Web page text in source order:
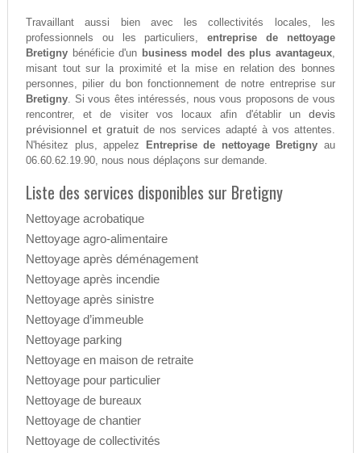
Travaillant aussi bien avec les collectivités locales, les
professionnels ou les particuliers,entreprise de nettoyage
Bretignybénéficie d'un business model des plus avantageux,
misant tout sur la proximité et la mise en relation des bonnes
personnes, pilier du bon fonctionnement de notre entreprise sur
Bretigny. Si vous êtes intéressés, nous vous proposons de vous
rencontrer, et de visiter vos locaux afin d'établir undevis
prévisionnel et gratuitde nos services adapté à vos attentes.
N'hésitez plus, appelez
Entreprise de nettoyage Bretigny au
06.60.62.19.90, nous nous déplaçons sur demande.
Liste des services disponibles sur Bretigny
Nettoyage acrobatique
Nettoyage agro-alimentaire
Nettoyage après déménagement
Nettoyage après incendie
Nettoyage après sinistre
Nettoyage d’immeuble
Nettoyage parking
Nettoyage en maison de retraite
Nettoyage pour particulier
Nettoyage de bureaux
Nettoyage de chantier
Nettoyage de collectivités